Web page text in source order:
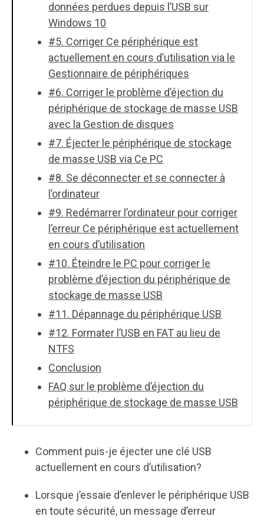
données perdues depuis l’USB sur
Windows 10
#5. Corriger Ce périphérique est
actuellement en cours d’utilisation via le
Gestionnaire de périphériques
#6. Corriger le problème d’éjection du
périphérique de stockage de masse USB
avec la Gestion de disques
#7. Éjecter le périphérique de stockage
de masse USB via Ce PC
#8. Se déconnecter et se connecter à
l’ordinateur
#9. Redémarrer l’ordinateur pour corriger
l’erreur Ce périphérique est actuellement
en cours d’utilisation
#10. Éteindre le PC pour corriger le
problème d’éjection du périphérique de
stockage de masse USB
#11. Dépannage du périphérique USB
#12. Formater l’USB en FAT au lieu de
NTFS
Conclusion
FAQ sur le problème d’éjection du
périphérique de stockage de masse USB
Comment puis-je éjecter une clé USB
actuellement en cours d’utilisation?
Lorsque j’essaie d’enlever le périphérique USB
en toute sécurité, un message d’erreur